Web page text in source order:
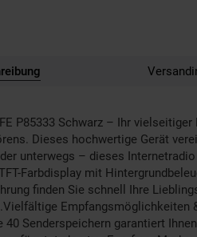
P85333 Schwarz – Ihr
Dieses hochwertige Gerät
unterwegs – dieses
Farbdisplay mit
finden Sie schnell Ihre
Empfangsmöglichkeiten
40 Senderspeichern garantiert